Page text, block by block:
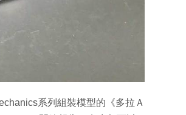
系列組裝模型的《多拉Ａ